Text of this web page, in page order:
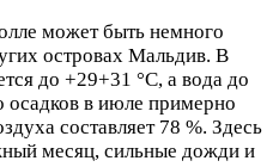
может быть немного
островах Мальдив. В
до +29+31 °C, а вода до
осадков в июле примерно
составляет 78 %. Здесь
месяц, сильные дожди и